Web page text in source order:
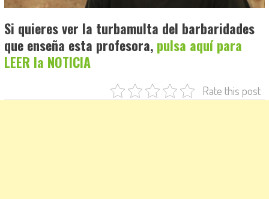
Si quieres ver la turbamulta del barbaridades
que enseña esta profesora, pulsa aquí para
LEER la NOTICIA
Rate this post